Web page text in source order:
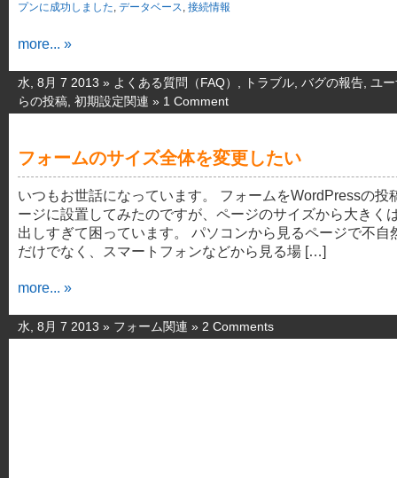
プンに成功しました, データベース, 接続情報
more... »
水, 8月 7 2013 » よくある質問（FAQ） トラブル バグの報告 ユ
らの投稿 初期設定関連 » 1 Comment
フォームのサイズ全体を変更したい
いつもお世話になっています。 フォームをWordPressの投
ージに設置してみたのですが、ページのサイズから大きく
出しすぎて困っています。 パソコンから見るページで不自
だけでなく、スマートフォンなどから見る場 […]
more... »
水, 8月 7 2013 » フォーム関連 » 2 Comments